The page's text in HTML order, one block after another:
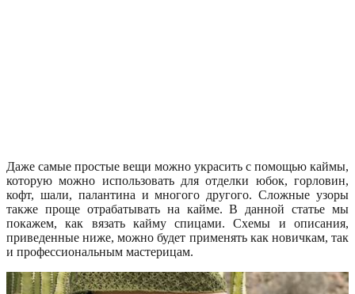
Даже самые простые вещи можно украсить с помощью каймы,
которую можно использовать для отделки юбок, горловин,
кофт, шали, палантина и многого другого. Сложные узоры
также проще отрабатывать на кайме. В данной статье мы
покажем, как вязать кайму спицами. Схемы и описания,
приведенные ниже, можно будет применять как новичкам, так
и профессиональным мастерицам.